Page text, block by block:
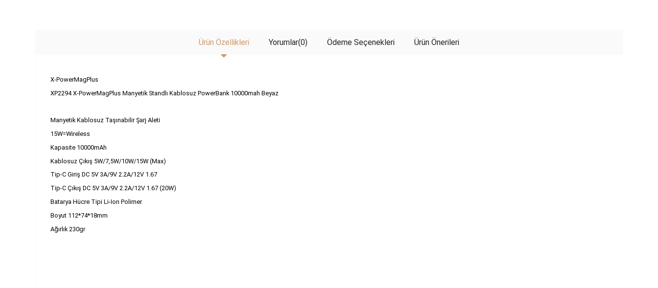
Ürün Özellikleri Yorumlar(0) Ödeme Seçenekleri Ürün Önerileri
X-PowerMagPlus
XP2294 X-PowerMagPlus Manyetik Standlı Kablosuz PowerBank 10000mah Beyaz
Manyetik Kablosuz Taşınabilir Şarj Aleti
15W=Wireless
Kapasite 10000mAh
Kablosuz Çıkış 5W/7,5W/10W/15W (Max)
Tip-C Giriş DC 5V 3A/9V 2.2A/12V 1.67
Tip-C Çıkış DC 5V 3A/9V 2.2A/12V 1.67 (20W)
Batarya Hücre Tipi Li-Ion Polimer
Boyut 112*74*18mm
Ağırlık 230gr